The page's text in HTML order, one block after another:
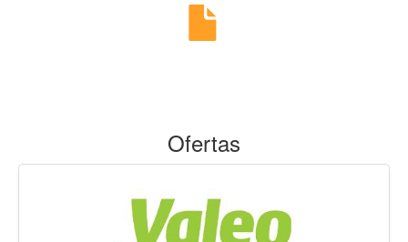
Ofertas